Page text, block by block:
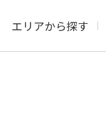
エリアから探す